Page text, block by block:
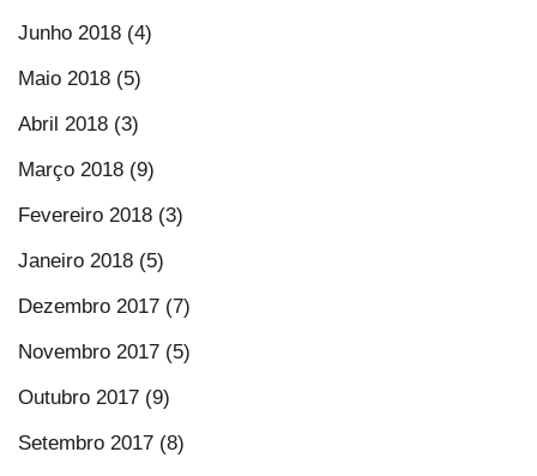
Junho 2018 (4)
Maio 2018 (5)
Abril 2018 (3)
Março 2018 (9)
Fevereiro 2018 (3)
Janeiro 2018 (5)
Dezembro 2017 (7)
Novembro 2017 (5)
Outubro 2017 (9)
Setembro 2017 (8)